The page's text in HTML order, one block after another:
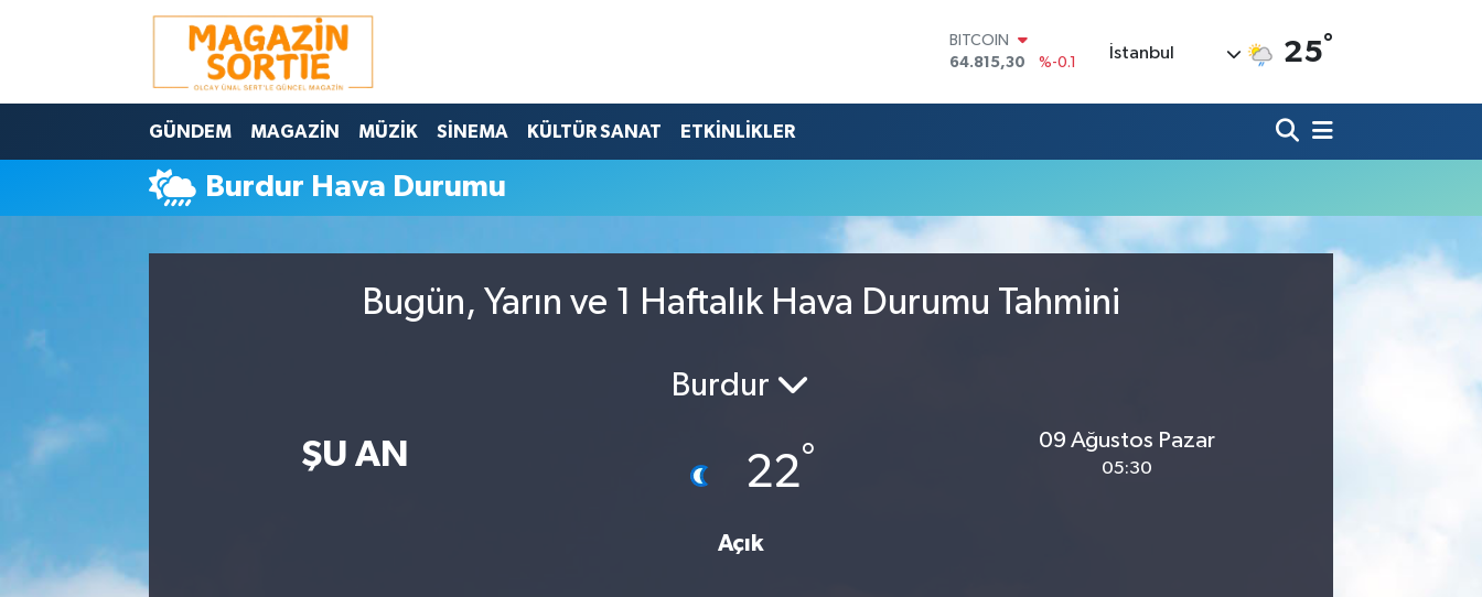
BITCOIN
64.815,30
%-0.1
47,7436
%0.18
GRAM ALTIN
İstanbul 25°
GÜNDEM MAGAZİN MÜZİK SİNEMA KÜLTÜR SANAT ETKİNLİKLER
Burdur Hava Durumu
Bugün, Yarın ve 1 Haftalık Hava Durumu Tahmini
ŞU AN
Burdur
22°
Açık
09 Ağustos Pazar
05:30
Nöbetçi Eczaneler
Hava Durumu
Trafik Durumu
Süper Lig Puan Durumu ve Fikstür
Haber Arşivi